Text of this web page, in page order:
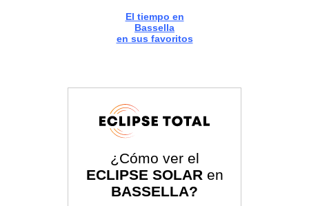
El tiempo en
Bassella
en sus favoritos
¿Cómo ver el
ECLIPSE SOLAR en
BASSELLA?